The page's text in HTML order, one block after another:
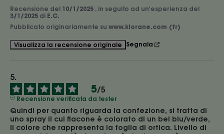
Recensione del 10/1/2025 , in seguito ad un'esperienza del
3/1/2025 di E.C.
Pubblicato originariamente su www.klorane.com (fr)
Visualizza la recensione originale Segnala
5/5
Recensione verificata da tester
Quindi per quanto riguarda la confezione, si tratta di
uno spray il cui flacone è colorato di un bel blu/verde,
il colore che rappresenta la foglia di ortica. Livello di